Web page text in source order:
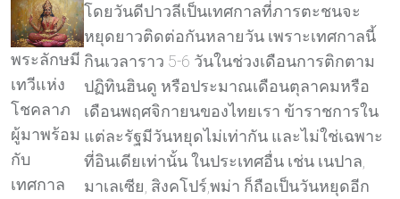
พระลักษมี
เทวีแห่ง
โชคลาภ
ผู้มาพร้อม
กับ
เทศกาล
โดยวันดีปาวลีเป็นเทศกาลที่ภารตะชนจะ
หยุดยาวติดต่อกันหลายวัน เพราะเทศกาลนี้
กินเวลาราว 5-6 วันในช่วงเดือนการติกตาม
ปฏิทินฮินดู หรือประมาณเดือนตุลาคมหรือ
เดือนพฤศจิกายนของไทยเรา ข้าราชการใน
แต่ละรัฐมีวันหยุดไม่เท่ากัน และไม่ใช่เฉพาะ
ที่อินเดียเท่านั้น ในประเทศอื่น เช่น เนปาล,
มาเลเซีย, สิงคโปร์,พม่า ก็ถือเป็นวันหยุดอีก